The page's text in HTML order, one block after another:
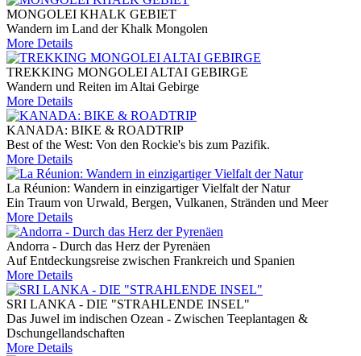
MONGOLEI KHALK GEBIET
Wandern im Land der Khalk Mongolen
More Details
TREKKING MONGOLEI ALTAI GEBIRGE
Wandern und Reiten im Altai Gebirge
More Details
KANADA: BIKE & ROADTRIP
Best of the West: Von den Rockie's bis zum Pazifik.
More Details
La Réunion: Wandern in einzigartiger Vielfalt der Natur
Ein Traum von Urwald, Bergen, Vulkanen, Stränden und Meer
More Details
Andorra - Durch das Herz der Pyrenäen
Auf Entdeckungsreise zwischen Frankreich und Spanien
More Details
SRI LANKA - DIE "STRAHLENDE INSEL"
Das Juwel im indischen Ozean - Zwischen Teeplantagen &
Dschungellandschaften
More Details